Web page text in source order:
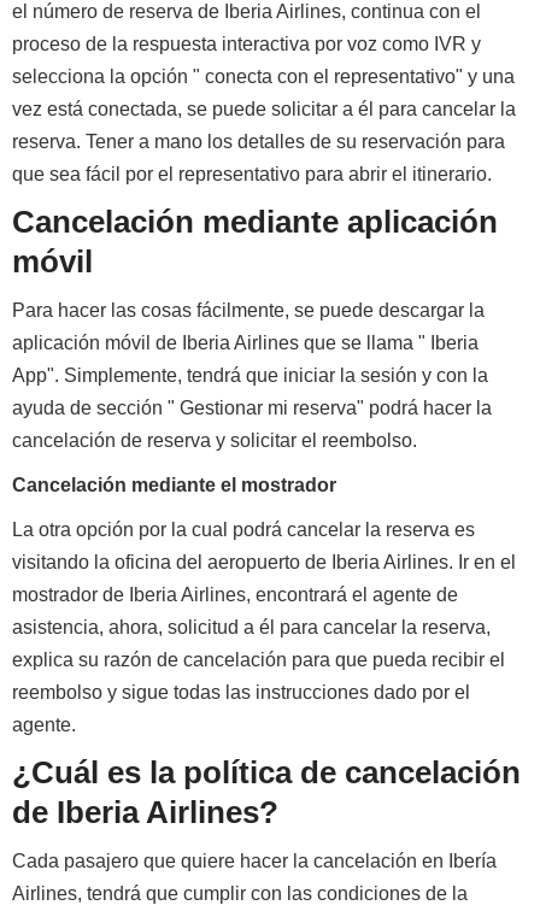
el número de reserva de Iberia Airlines, continua con el
proceso de la respuesta interactiva por voz como IVR y
selecciona la opción " conecta con el representativo" y una
vez está conectada, se puede solicitar a él para cancelar la
reserva. Tener a mano los detalles de su reservación para
que sea fácil por el representativo para abrir el itinerario.
Cancelación mediante aplicación
móvil
Para hacer las cosas fácilmente, se puede descargar la
aplicación móvil de Iberia Airlines que se llama " Iberia
App". Simplemente, tendrá que iniciar la sesión y con la
ayuda de sección " Gestionar mi reserva" podrá hacer la
cancelación de reserva y solicitar el reembolso.
Cancelación mediante el mostrador
La otra opción por la cual podrá cancelar la reserva es
visitando la oficina del aeropuerto de Iberia Airlines. Ir en el
mostrador de Iberia Airlines, encontrará el agente de
asistencia, ahora, solicitud a él para cancelar la reserva,
explica su razón de cancelación para que pueda recibir el
reembolso y sigue todas las instrucciones dado por el
agente.
¿Cuál es la política de cancelación
de Iberia Airlines?
Cada pasajero que quiere hacer la cancelación en Ibería
Airlines, tendrá que cumplir con las condiciones de la